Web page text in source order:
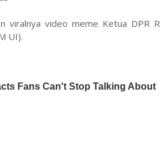
viralnya video meme Ketua DPR
UI).